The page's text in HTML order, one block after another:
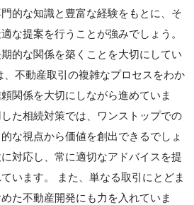
的な知識と豊富な経験をもとに、そ
な提案を行うことが強みでしょう。
的な関係を築くことを大切にしてい
、不動産取引の複雑なプロセスをわか
関係を大切にしながら進めていま
た相続対策では、ワンストップでの
な視点から価値を創出できるでしょ
対応し、常に適切なアドバイスを提
います。 また、単なる取引にとどま
た不動産開発にも力を入れていま